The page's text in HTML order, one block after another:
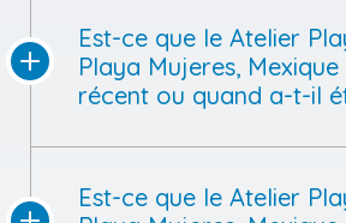
Est-ce que le Atelier
Playa Mujeres,
récent ou quand a-t-il
Est-ce que le Atelier